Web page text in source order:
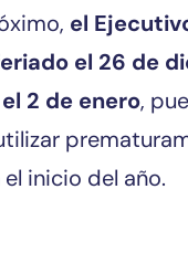
el
el 26 de
2 de enero,
inicio del año.